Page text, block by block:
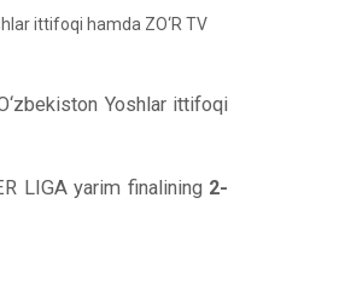
ittifoqi hamda ZO‘R TV
Yoshlar ittifoqi
LIGA yarim finalining 2-